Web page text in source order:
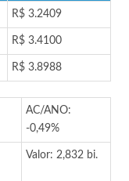
R$ 3.2409
R$ 3.4100
R$ 3.8988
AC/ANO:
-0,49%
Valor: 2,832 bi.